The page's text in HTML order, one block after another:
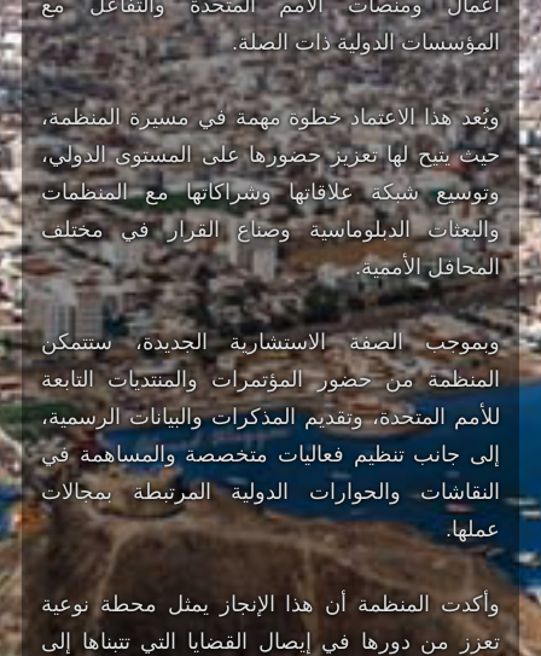
أعمال ومنصات الأمم المتحدة والتفاعل مع
المؤسسات الدولية ذات الصلة.
ويُعد هذا الاعتماد خطوة مهمة في مسيرة المنظمة،
حيث يتيح لها تعزيز حضورها على المستوى الدولي،
وتوسيع شبكة علاقاتها وشراكاتها مع المنظمات
والبعثات الدبلوماسية وصناع القرار في مختلف
المحافل الأممية.
وبموجب الصفة الاستشارية الجديدة، ستتمكن
المنظمة من حضور المؤتمرات والمنتديات التابعة
للأمم المتحدة، وتقديم المذكرات والبيانات الرسمية،
إلى جانب تنظيم فعاليات متخصصة والمساهمة في
النقاشات والحوارات الدولية المرتبطة بمجالات
عملها.
وأكدت المنظمة أن هذا الإنجاز يمثل محطة نوعية
تعزز من دورها في إيصال القضايا التي تتبناها إلى